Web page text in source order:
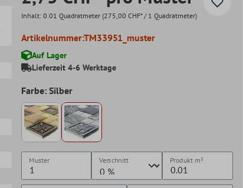
Inhalt: 0.01 Quadratmeter (275,00 CHF* / 1 Quadratmeter)
Artikelnummer:TM33951_muster
Auf Lager
Lieferzeit 4-6 Werktage
Farbe: Silber
Muster Verschnitt Produkt m²